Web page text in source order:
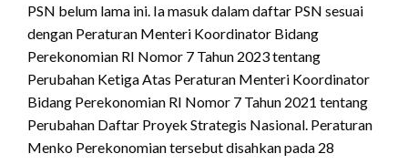
PSN belum lama ini. Ia masuk dalam daftar PSN sesuai
dengan Peraturan Menteri Koordinator Bidang
Perekonomian RI Nomor 7 Tahun 2023 tentang
Perubahan Ketiga Atas Peraturan Menteri Koordinator
Bidang Perekonomian RI Nomor 7 Tahun 2021 tentang
Perubahan Daftar Proyek Strategis Nasional. Peraturan
Menko Perekonomian tersebut disahkan pada 28